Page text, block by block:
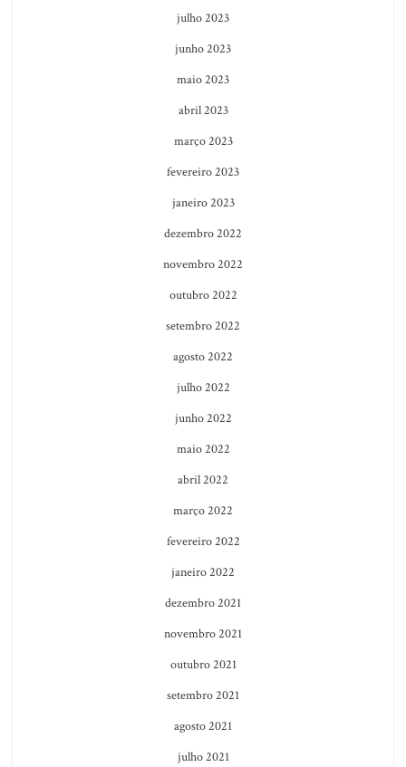
julho 2023
junho 2023
maio 2023
abril 2023
março 2023
fevereiro 2023
janeiro 2023
dezembro 2022
novembro 2022
outubro 2022
setembro 2022
agosto 2022
julho 2022
junho 2022
maio 2022
abril 2022
março 2022
fevereiro 2022
janeiro 2022
dezembro 2021
novembro 2021
outubro 2021
setembro 2021
agosto 2021
julho 2021